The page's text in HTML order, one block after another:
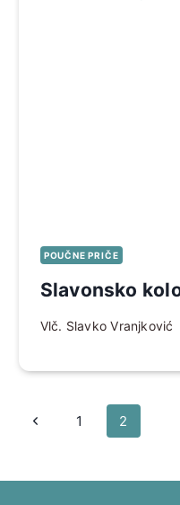
POUČNE PRIČE
Slavonsko
Vlč. Slavko Vranjković
Page
navigation
Prethodna
1 2